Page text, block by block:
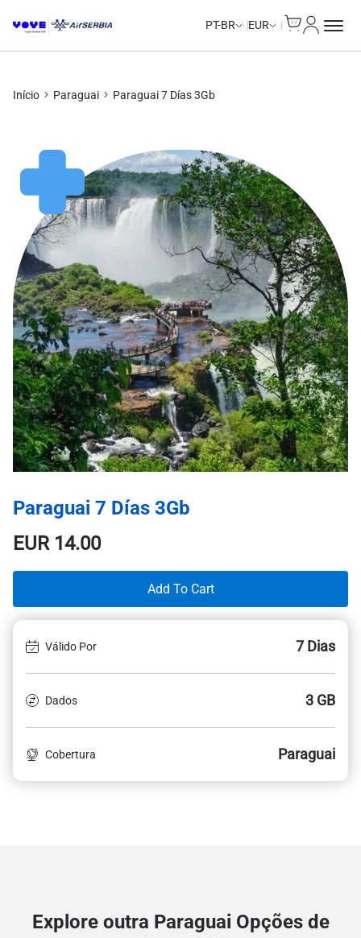
PT-BR EUR
Início Paraguai Paraguai 7 Días 3Gb
Paraguai 7 Días 3Gb
EUR14.00
Add To Cart
Válido Por 7 Dias
Dados 3 GB
Cobertura Paraguai
Explore outra Paraguai Opções de